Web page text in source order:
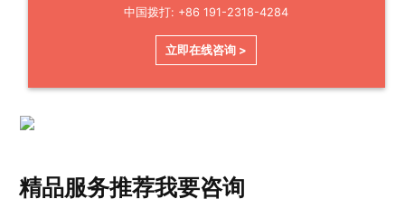
中国拨打: +86 191-2318-4284
立即在线咨询 >
精品服务推荐我要咨询